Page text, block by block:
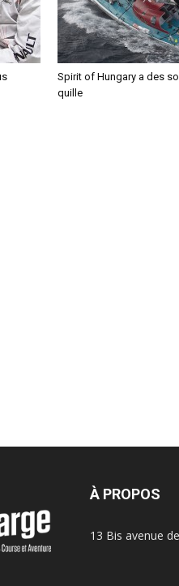
Spirit of Hungary a des
quille
À PROPOS
13 Bis avenue